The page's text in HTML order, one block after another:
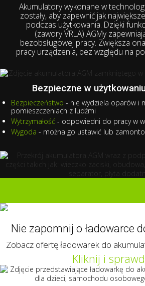
Akumulatory wykonane w
zostały, aby zapewnić jak
podczas użytkowania. Dzięki
(zawory VRLA) AGMy
bezobsługowej pracy. Zwiększa
pracy urządzenia, bez względu na
Bezpieczne w
Bezpieczeństwo - nie wydziela oparów i
pomieszczeniach z ludźmi
Wytrzymałość - odpowiedni do pracy w
Wygoda - można go ustawić lub
Nie zapomnij o ładowarce
Zobacz ofertę ładowarek do
Kliknij i